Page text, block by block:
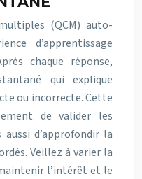
(QCM) auto-
d’apprentissage
chaque réponse,
qui explique
ou incorrecte. Cette
de valider les
aussi d’approfondir la
Veillez à varier la
l’intérêt et le